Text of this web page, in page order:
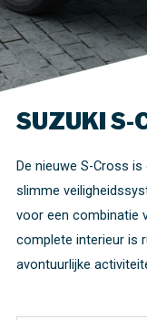
SUZUKI S-
De nieuwe S-Cross
slimme
voor een combinatie
complete interieur is
avontuurlijke